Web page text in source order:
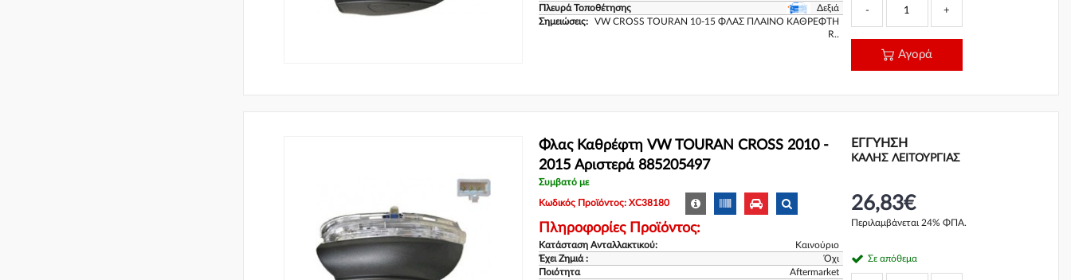
Πλευρά Τοποθέτησης
Δεξιά
Σημειώσεις:
VW CROSS TOURAN 10-15 ΦΛΑΣ ΠΛΑΙΝΟ ΚΑΘΡΕΦΤΗ
R..
- +
Αγορά
Φλας Καθρέφτη VW TOURAN CROSS 2010 -
2015 Αριστερά 885205497
Συμβατό με
Κωδικός Προϊόντος: XC38180
Πληροφορίες Προϊόντος:
Κατάσταση Ανταλλακτικού:
Καινούριο
Έχει Ζημιά :
Όχι
Ποιότητα
Aftermarket
ΕΓΓΎΗΣΗ
ΚΑΛΗΣ ΛΕΙΤΟΥΡΓΙΑΣ
26,83€
Περιλαμβάνεται 24% ΦΠΑ.
Σε απόθεμα